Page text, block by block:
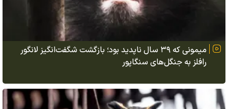
میمونی که ۳۹ سال ناپدید بود؛ بازگشت شگفت‌انگیز لانگور
رافلز به جنگل‌های سنگاپور